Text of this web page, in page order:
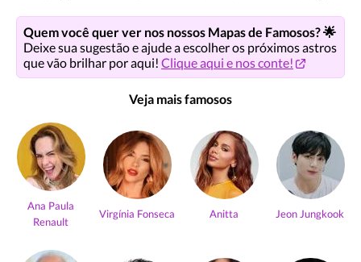
Quem você quer ver nos nossos Mapas de Famosos? 🌟
Deixe sua sugestão e ajude a escolher os próximos astros
que vão brilhar por aqui! Clique aqui e nos conte!
Veja mais famosos
Ana Paula
Renault
Virgínia Fonseca Anitta Jeon Jungkook